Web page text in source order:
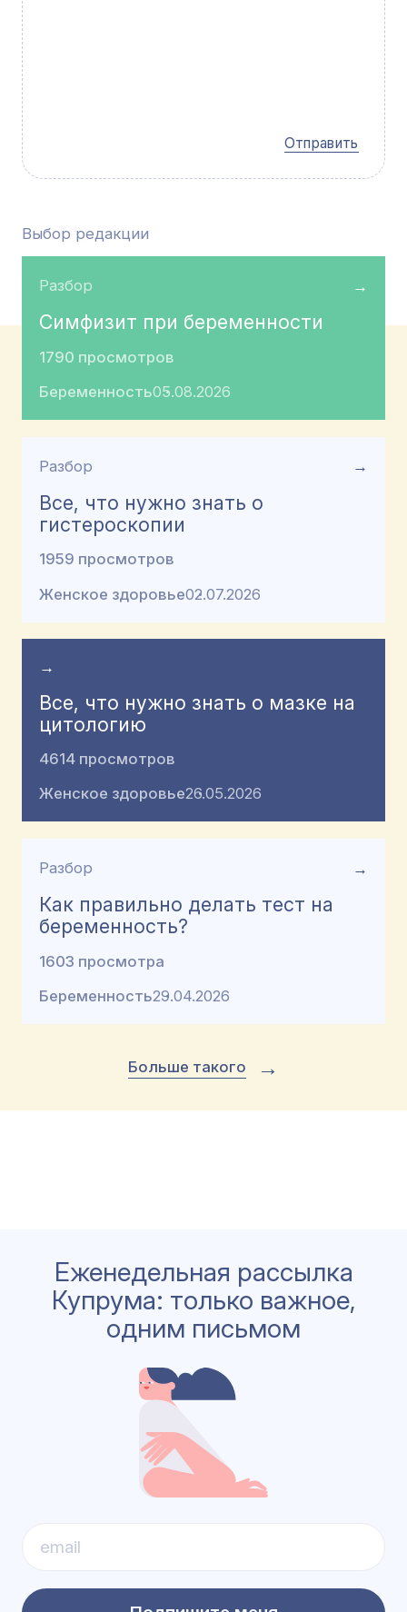
Отправить
Выбор редакции
Разбор →
Симфизит при беременности
1790 просмотров
Беременность05.08.2026
Разбор →
Все, что нужно знать о
гистероскопии
1959 просмотров
Женское здоровье02.07.2026
→
Все, что нужно знать о мазке на
цитологию
4614 просмотров
Женское здоровье26.05.2026
Разбор →
Как правильно делать тест на
беременность?
1603 просмотра
Беременность29.04.2026
Больше такого →
Еженедельная рассылка
Купрума: только важное,
одним письмом